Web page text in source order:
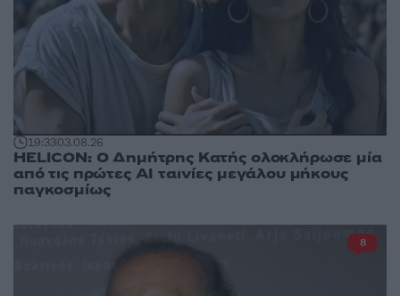
19:3303.08.26
HELICON: Ο Δημήτρης Κατής ολοκλήρωσε μία
από τις πρώτες AI ταινίες μεγάλου μήκους
παγκοσμίως
8